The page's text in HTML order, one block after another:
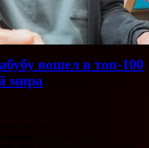
вошел в топ-100
мира